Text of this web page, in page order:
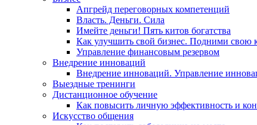
Апгрейд переговорных компетенций
Власть. Деньги. Сила
Имейте деньги! Пять китов богатства
Как улучшить свой бизнес. Подними свою
Управление финансовым резервом
Внедрение инноваций
Внедрение инноваций. Управление
Выездные тренинги
Дистанционное обучение
Как повысить личную эффективность и
Искусство общения